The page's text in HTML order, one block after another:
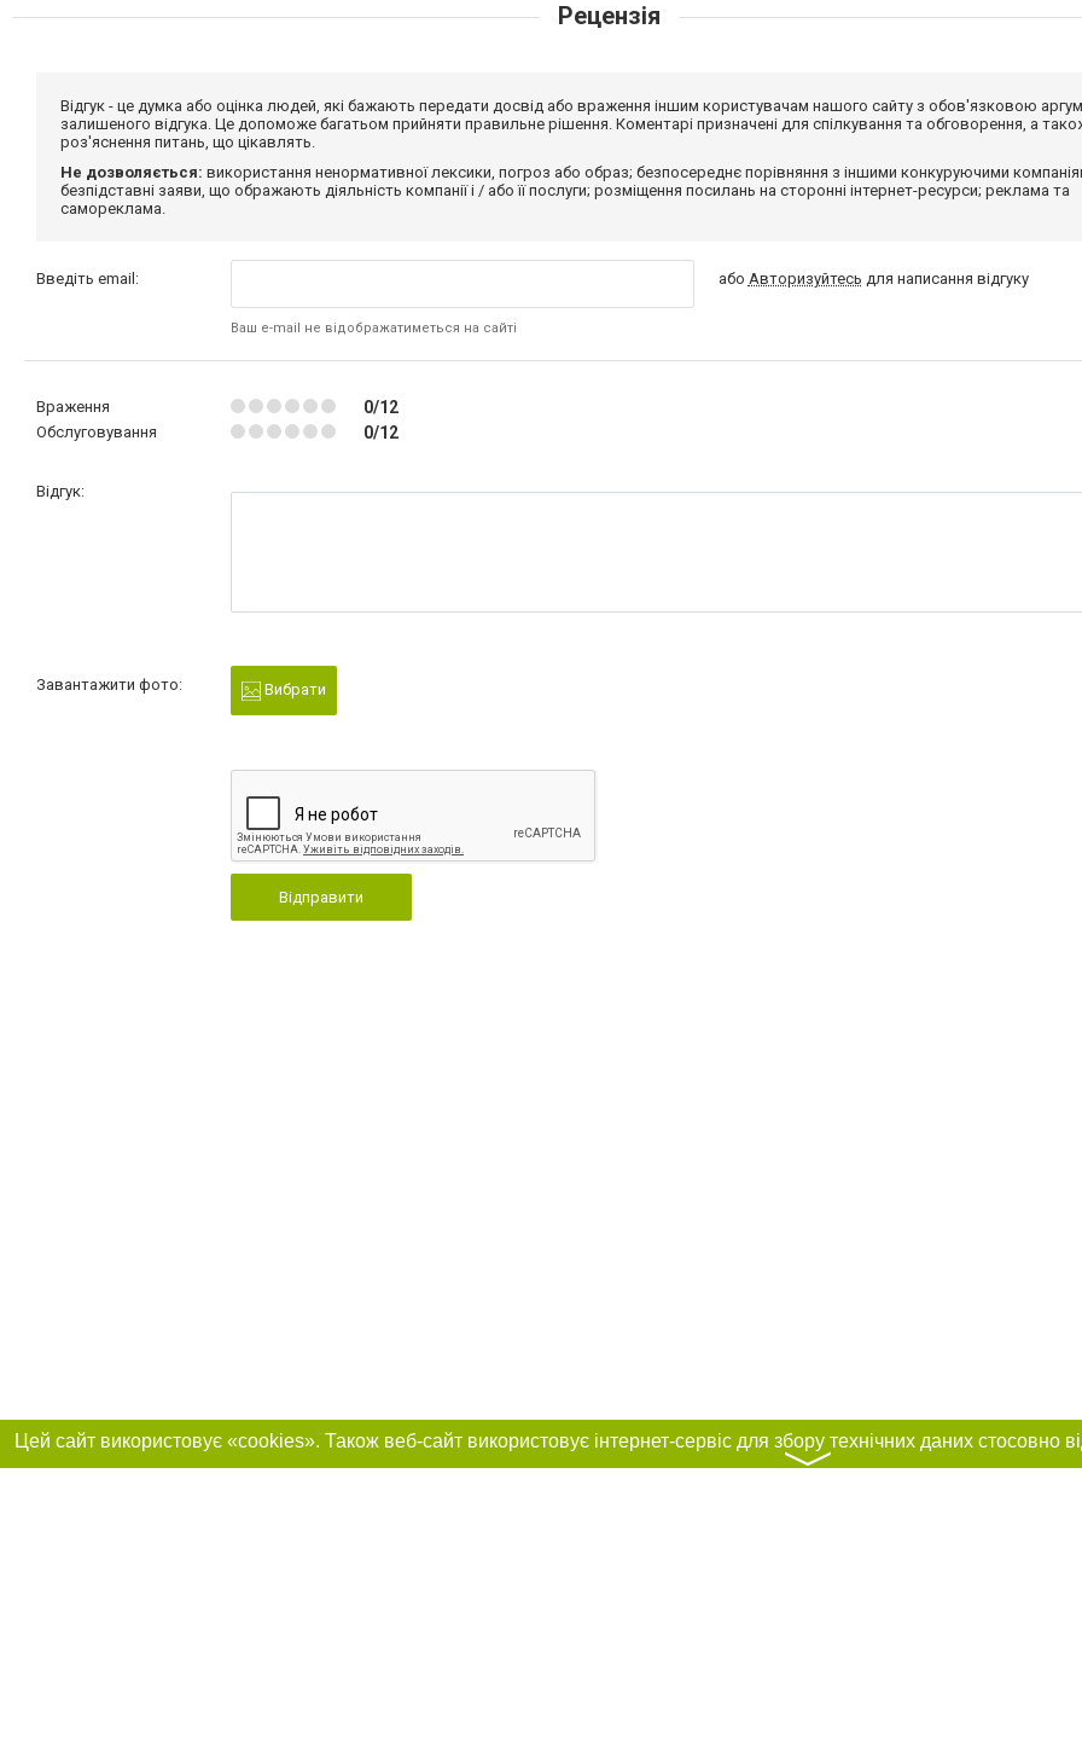
Рецензія
Відгук - це думка або оцінка людей, які бажають передати досвід або враження іншим користувачам нашого сайту з обов'язковою
залишеного відгука. Це допоможе багатьом прийняти правильне рішення. Коментарі призначені для спілкування та обговорення, а
роз'яснення питань, що цікавлять.
Не дозволяється: використання ненормативної лексики, погроз або образ; безпосереднє порівняння з іншими конкуруючими
безпідставні заяви, що ображають діяльність компанії і / або її послуги; розміщення посилань на сторонні інтернет-ресурси; реклама та
самореклама.
Введіть email:
Ваш e-mail не відображатиметься на сайті
або Авторизуйтесь для написання відгуку
Враження 0/12
Обслуговування 0/12
Відгук:
Завантажити фото: Вибрати
Відправити
〉